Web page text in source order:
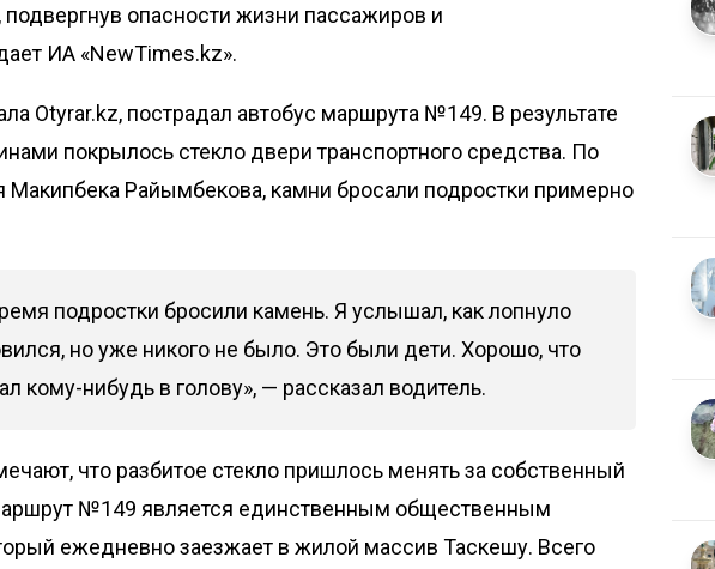
опасности жизни пассажиров и
ИА «NewTimes.kz».
Otyrar.kz, пострадал автобус маршрута №149. В результате
покрылось стекло двери транспортного средства. По
Макипбека Райымбекова, камни бросали подростки примерно
подростки бросили камень. Я услышал, как лопнуло
но уже никого не было. Это были дети. Хорошо, что
кому-нибудь в голову», — рассказал водитель.
что разбитое стекло пришлось менять за собственный
№149 является единственным общественным
ежедневно заезжает в жилой массив Таскешу. Всего